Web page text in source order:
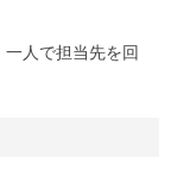
人で担当先を回